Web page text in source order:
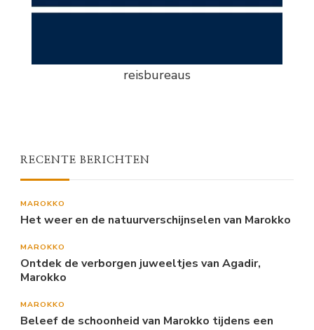
reisbureaus
RECENTE BERICHTEN
MAROKKO
Het weer en de natuurverschijnselen van Marokko
MAROKKO
Ontdek de verborgen juweeltjes van Agadir,
Marokko
MAROKKO
Beleef de schoonheid van Marokko tijdens een